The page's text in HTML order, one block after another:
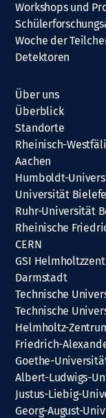
Workshops und
Woche der
Detektoren
Über uns
Überblick
Standorte
Rheinisch-
Aachen
Humboldt-
Universität
Ruhr-Universität
Rheinische
CERN
GSI
Darmstadt
Technische
Technische
Helmholtz-
Friedrich-
Goethe-
Albert-Ludwigs-
Justus-Liebig-
Georg-August-